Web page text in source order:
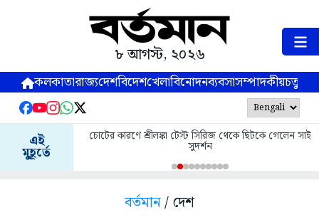
৮ আগস্ট, ২০২৬
কলকাতারাজ্যদেশবিদেশখেলাবিনোদনব্যবসাসম্পাদকীয়
এই
মুহূর্তে
চোটের কারণে শ্রীলঙ্কা টেস্ট সিরিজ থেকে ছিটকে গেলেন সাই
সুদর্শন
বর্তমান/ দেশ